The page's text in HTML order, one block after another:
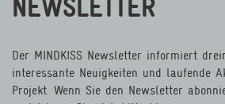
NEWSLETTER
Der MINDKISS Newsletter informiert
interessante Neuigkeiten und laufende
Projekt. Wenn Sie den Newsletter